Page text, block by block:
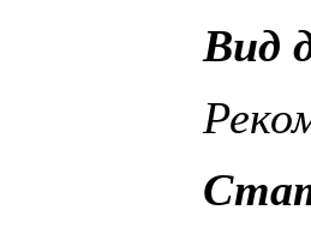
Вид